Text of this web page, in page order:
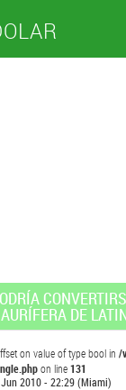
DE
on value of type bool in /
on line131
2010 - 22:29(Miami)